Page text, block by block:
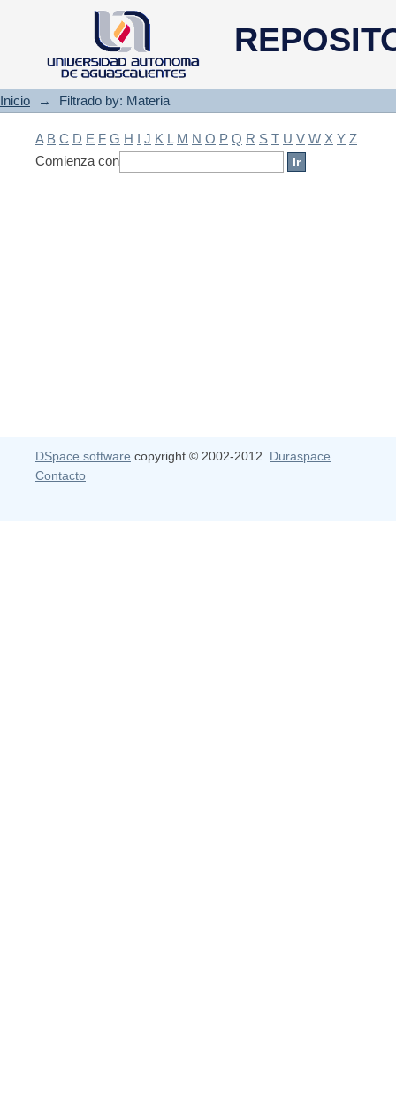
Filtrado by: Materia
Inicio → Filtrado by: Materia
A B C D E F G H I J K L M N O P Q R S T U V W X Y Z
Comienza con
DSpace software copyright © 2002-2012 Duraspace
Contacto